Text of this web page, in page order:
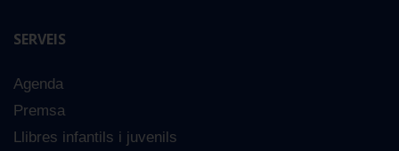
SERVEIS
Agenda
Premsa
Llibres infantils i juvenils